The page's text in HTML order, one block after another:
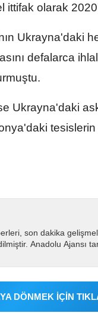
ittifak olarak
Ukrayna'daki
defalarca
Ukrayna'daki
tesislerin
son dakika
Anadolu Ajansı
DÖNMEK İÇİN